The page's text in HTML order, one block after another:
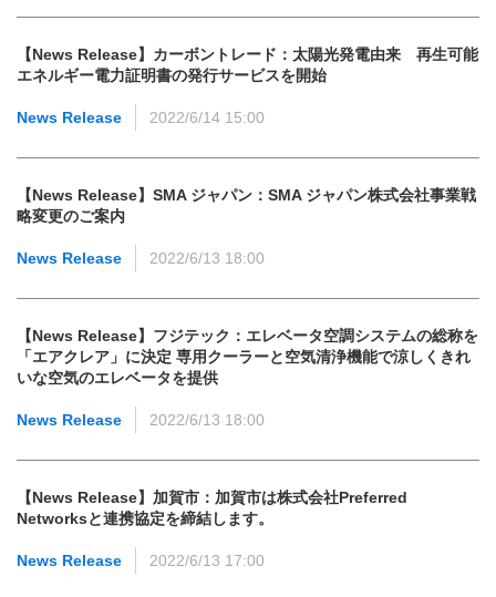
【News Release】カーボントレード：太陽光発電由来 再生可能
エネルギー電力証明書の発行サービスを開始
News Release 2022/6/14 15:00
【News Release】SMA ジャパン：SMA ジャパン株式会社事業戦
略変更のご案内
News Release 2022/6/13 18:00
【News Release】フジテック：エレベータ空調システムの総称を
「エアクレア」に決定 専用クーラーと空気清浄機能で涼しくきれ
いな空気のエレベータを提供
News Release 2022/6/13 18:00
【News Release】加賀市：加賀市は株式会社Preferred
Networksと連携協定を締結します。
News Release 2022/6/13 17:00